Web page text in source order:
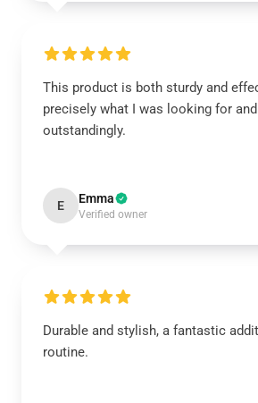
This product is both sturdy and
precisely what I was looking for
outstandingly.
E Emma
Verified owner
Durable and stylish, a fantastic
routine.